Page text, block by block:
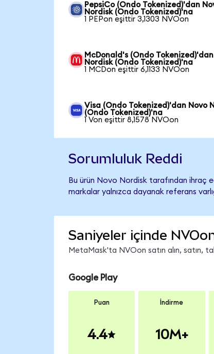
PepsiCo (Ondo Tokenized)'dan
Nordisk (Ondo Tokenized)'na
1 PEPon eşittir 3,1303 NVOon
McDonald's (Ondo
Nordisk (Ondo Tokenized)'na
1 MCDon eşittir 6,1133 NVOon
Visa (Ondo Tokenized)'dan Novo
(Ondo Tokenized)'na
1 Von eşittir 8,1578 NVOon
Sorumluluk Reddi
Bu ürün Novo Nordisk tarafından ihraç
markalar yalnızca dayanak referans
Saniyeler içinde
MetaMask'ta NVOon satın alın, satın,
Google Play
Puan
4.4
İndirme
10M+